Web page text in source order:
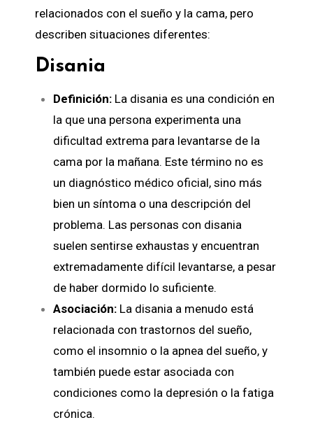
relacionados con el sueño y la cama, pero
describen situaciones diferentes:
Disania
Definición: La disania es una condición en
la que una persona experimenta una
dificultad extrema para levantarse de la
cama por la mañana. Este término no es
un diagnóstico médico oficial, sino más
bien un síntoma o una descripción del
problema. Las personas con disania
suelen sentirse exhaustas y encuentran
extremadamente difícil levantarse, a pesar
de haber dormido lo suficiente.
Asociación: La disania a menudo está
relacionada con trastornos del sueño,
como el insomnio o la apnea del sueño, y
también puede estar asociada con
condiciones como la depresión o la fatiga
crónica.